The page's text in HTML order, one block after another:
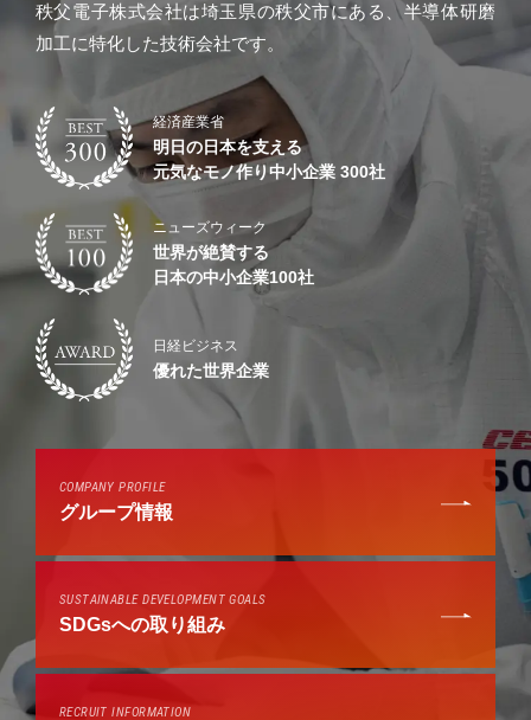
秩父電子株式会社は埼玉県の秩父市にある、半導体研磨
加工に特化した技術会社です。
経済産業省
明日の日本を支える
元気なモノ作り中小企業 300社
ニューズウィーク
世界が絶賛する
日本の中小企業100社
日経ビジネス
優れた世界企業
COMPANY PROFILE
グループ情報
SUSTAINABLE DEVELOPMENT GOALS
SDGsへの取り組み
RECRUIT INFORMATION